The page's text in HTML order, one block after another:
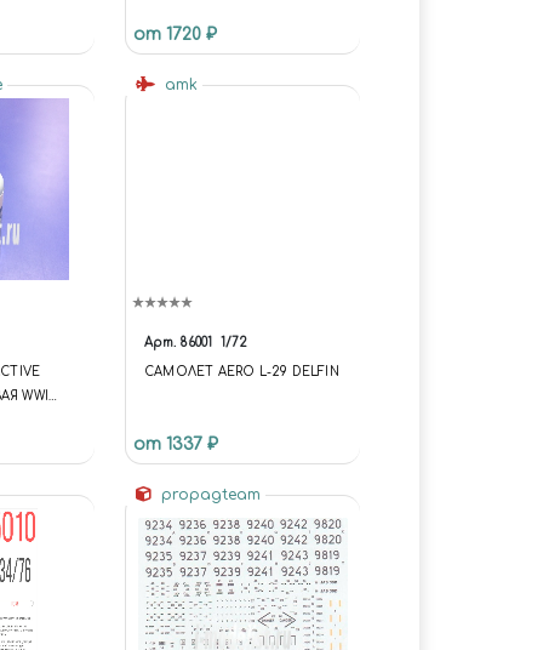
от 1720 ₽
WWI
amk
Арт. 86001 1/72
САМОЛЕТ AERO L-29 DELFIN
от 1337 ₽
propagteam